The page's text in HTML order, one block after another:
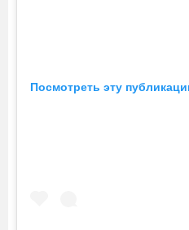
Посмотреть эту